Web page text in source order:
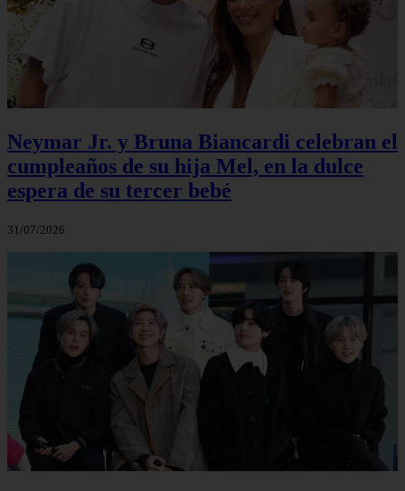
Neymar Jr. y Bruna Biancardi celebran el
cumpleaños de su hija Mel, en la dulce
espera de su tercer bebé
31/07/2026